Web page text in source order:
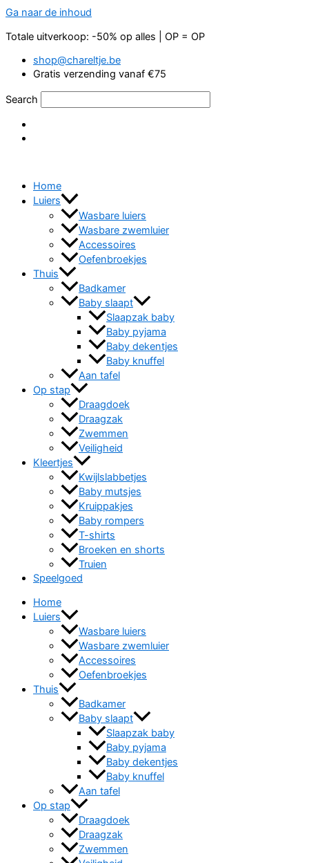
Ga naar de inhoud
Totale uitverkoop: -50% op alles | OP = OP
shop@chareltje.be
Gratis verzending vanaf €75
Search
Home
Luiers
Wasbare luiers
Wasbare zwemluier
Accessoires
Oefenbroekjes
Thuis
Badkamer
Baby slaapt
Slaapzak baby
Baby pyjama
Baby dekentjes
Baby knuffel
Aan tafel
Op stap
Draagdoek
Draagzak
Zwemmen
Veiligheid
Kleertjes
Kwijlslabbetjes
Baby mutsjes
Kruippakjes
Baby rompers
T-shirts
Broeken en shorts
Truien
Speelgoed
Home
Luiers
Wasbare luiers
Wasbare zwemluier
Accessoires
Oefenbroekjes
Thuis
Badkamer
Baby slaapt
Slaapzak baby
Baby pyjama
Baby dekentjes
Baby knuffel
Aan tafel
Op stap
Draagdoek
Draagzak
Zwemmen